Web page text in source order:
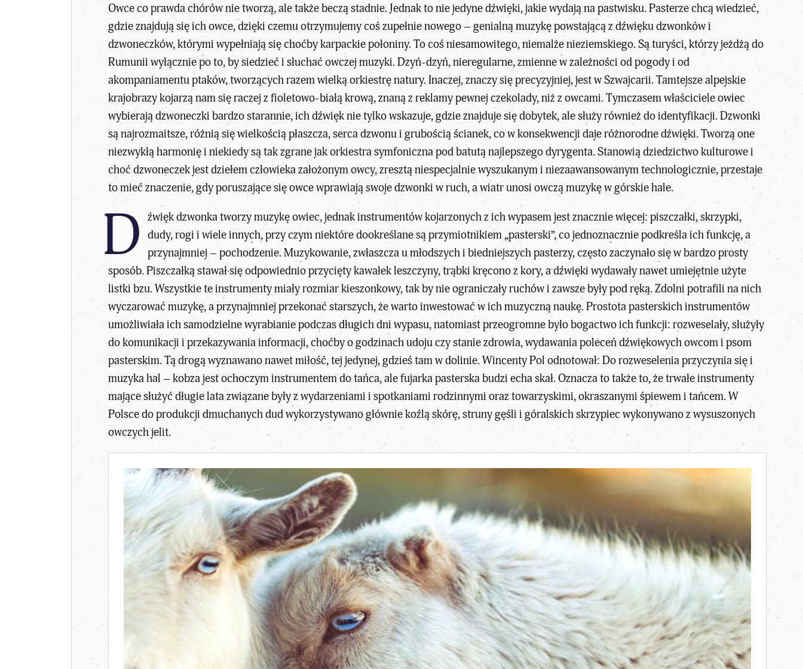
Owce co prawda chórów nie tworzą, ale także beczą stadnie. Jednak to nie jedyne dźwięki, jakie wydają na pastwisku. Pasterze chcą wiedzieć,
gdzie znajdują się ich owce, dzięki czemu otrzymujemy coś zupełnie nowego – genialną muzykę powstającą z dźwięku dzwonków i
dzwoneczków, którymi wypełniają się choćby karpackie połoniny. To coś niesamowitego, niemalże nieziemskiego. Są turyści, którzy jeżdżą do
Rumunii wyłącznie po to, by siedzieć i słuchać owczej muzyki. Dzyń-dzyń, nieregularne, zmienne w zależności od pogody i od
akompaniamentu ptaków, tworzących razem wielką orkiestrę natury. Inaczej, znaczy się precyzyjniej, jest w Szwajcarii. Tamtejsze alpejskie
krajobrazy kojarzą nam się raczej z fioletowo-białą krową, znaną z reklamy pewnej czekolady, niż z owcami. Tymczasem właściciele owiec
wybierają dzwoneczki bardzo starannie, ich dźwięk nie tylko wskazuje, gdzie znajduje się dobytek, ale służy również do identyfikacji. Dzwonki
są najrozmaitsze, różnią się wielkością płaszcza, serca dzwonu i grubością ścianek, co w konsekwencji daje różnorodne dźwięki. Tworzą one
niezwykłą harmonię i niekiedy są tak zgrane jak orkiestra symfoniczna pod batutą najlepszego dyrygenta. Stanowią dziedzictwo kulturowe i
choć dzwoneczek jest dziełem człowieka założonym owcy, zresztą niespecjalnie wyszukanym i niezaawansowanym technologicznie, przestaje
to mieć znaczenie, gdy poruszające się owce wprawiają swoje dzwonki w ruch, a wiatr unosi owczą muzykę w górskie hale.
D źwięk dzwonka tworzy muzykę owiec, jednak instrumentów kojarzonych z ich wypasem jest znacznie więcej: piszczałki, skrzypki,
dudy, rogi i wiele innych, przy czym niektóre dookreślane są przymiotnikiem „pasterski”, co jednoznacznie podkreśla ich funkcję, a
przynajmniej – pochodzenie. Muzykowanie, zwłaszcza u młodszych i biedniejszych pasterzy, często zaczynało się w bardzo prosty
sposób. Piszczałką stawał się odpowiednio przyciętykawałek leszczyny, trąbki kręcono z kory, a dźwięki wydawały nawet umiejętnie użyte
listki bzu. Wszystkie te instrumenty miały rozmiar kieszonkowy, tak by nie ograniczały ruchów i zawsze były pod ręką. Zdolni potrafili na nich
wyczarować muzykę, a przynajmniej przekonać starszych, że warto inwestować w ich muzyczną naukę. Prostota pasterskich instrumentów
umożliwiała ich samodzielne wyrabianie podczas długich dni wypasu, natomiast przeogromne było bogactwo ich funkcji: rozweselały, służyły
do komunikacji i przekazywania informacji, choćby o godzinach udoju czy stanie zdrowia, wydawania poleceń dźwiękowych owcom i psom
pasterskim. Tą drogą wyznawano nawet miłość, tej jedynej, gdzieś tam w dolinie. Wincenty Pol odnotował: Do rozweselenia przyczynia się i
muzyka hal – kobza jest ochoczym instrumentem do tańca, ale fujarka pasterska budzi echa skał. Oznacza to także to, że trwałe instrumenty
mające służyć długie lata związane były z wydarzeniami i spotkaniami rodzinnymi oraz towarzyskimi, okraszanymi śpiewem i tańcem. W
Polsce do produkcji dmuchanych dud wykorzystywano głównie koźlą skórę, struny gęśli i góralskich skrzypiec wykonywano z wysuszonych
owczych jelit.